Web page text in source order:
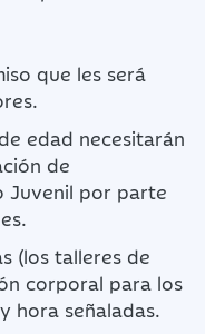
que les será
edad necesitarán
de
Juvenil por parte
(los talleres de
corporal para los
hora señaladas.